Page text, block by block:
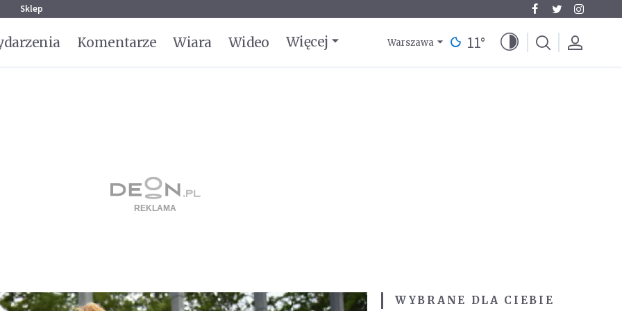
Sklep
Komentarze Wiara Wideo Więcej Warszawa 11°
WYBRANE DLA CIEBIE